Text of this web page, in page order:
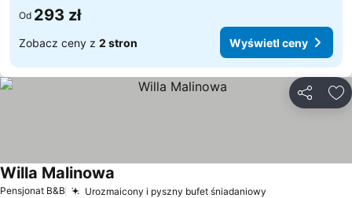
Od 293 zł
Zobacz ceny z 2 stron Wyświetl ceny
Pensjonat B&B Urozmaicony i pyszny bufet śniadaniowy
Willa Malinowa